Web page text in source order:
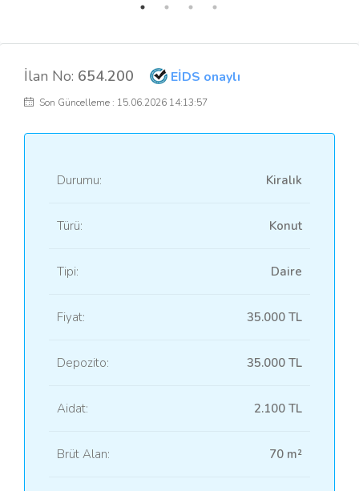
İlan No: 654.200 EİDS onaylı
Son Güncelleme : 15.06.2026 14:13:57
Durumu: Kiralık
Türü: Konut
Tipi: Daire
Fiyat: 35.000 TL
Depozito: 35.000 TL
Aidat: 2.100 TL
Brüt Alan: 70 m²